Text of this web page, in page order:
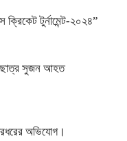
টুর্নামেন্ট-২০২৪”
ছাত্র সুজন আহত
অভিযোগ।